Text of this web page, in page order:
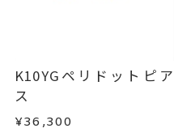
K10YGペリドットピア
ス
¥36,300